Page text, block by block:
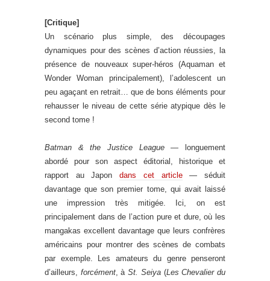
[Critique]
Un scénario plus simple, des découpages
dynamiques pour des scènes d’action réussies, la
présence de nouveaux super-héros (Aquaman et
Wonder Woman principalement), l’adolescent un
peu agaçant en retrait… que de bons éléments pour
rehausser le niveau de cette série atypique dès le
second tome !
Batman & the Justice League— longuement
abordé pour son aspect éditorial, historique et
rapport au Japondans cet article— séduit
davantage que son premier tome, qui avait laissé
une impression très mitigée. Ici, on est
principalement dans de l’action pure et dure, où les
mangakas excellent davantage que leurs confrères
américains pour montrer des scènes de combats
par exemple. Les amateurs du genre penseront
d’ailleurs, forcément, àSt. Seiya(Les Chevalier du